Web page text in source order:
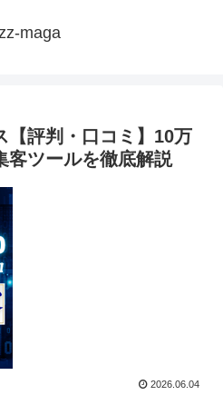
maga
【評判・口コミ】10万
客ツールを徹底解説
2026.06.04